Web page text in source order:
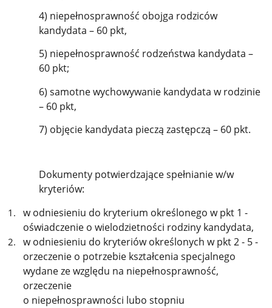
4) niepełnosprawność obojga rodziców
kandydata – 60 pkt,
5) niepełnosprawność rodzeństwa kandydata –
60 pkt;
6) samotne wychowywanie kandydata w rodzinie
– 60 pkt,
7) objęcie kandydata pieczą zastępczą – 60 pkt.
Dokumenty potwierdzające spełnianie w/w
kryteriów:
w odniesieniu do kryterium określonego w pkt 1 -
oświadczenie o wielodzietności rodziny kandydata,
w odniesieniu do kryteriów określonych w pkt 2 - 5 -
orzeczenie o potrzebie kształcenia specjalnego
wydane ze względu na niepełnosprawność,
orzeczenie
o niepełnosprawności lubo stopniu